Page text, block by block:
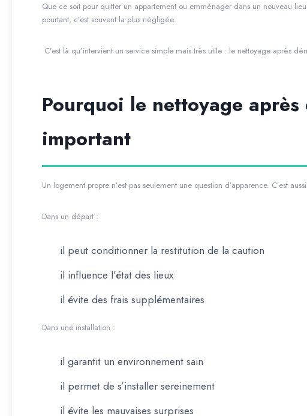
Que ce soit pour quitter un appartement ou emménager dans un nouveau
pourtant, c’est souvent la plus négligée.
C’est là qu’intervient un service simple mais très utile : le nettoyage après
Pourquoi le nettoyage
important
Un logement propre n’est pas seulement une question d’apparence. C’est
Dans un départ :
il peut conditionner la restitution de la caution
il influence l’état des lieux
il évite des frais supplémentaires
Dans une installation :
il garantit un environnement sain
il permet de s’installer sereinement
il évite les mauvaises surprises